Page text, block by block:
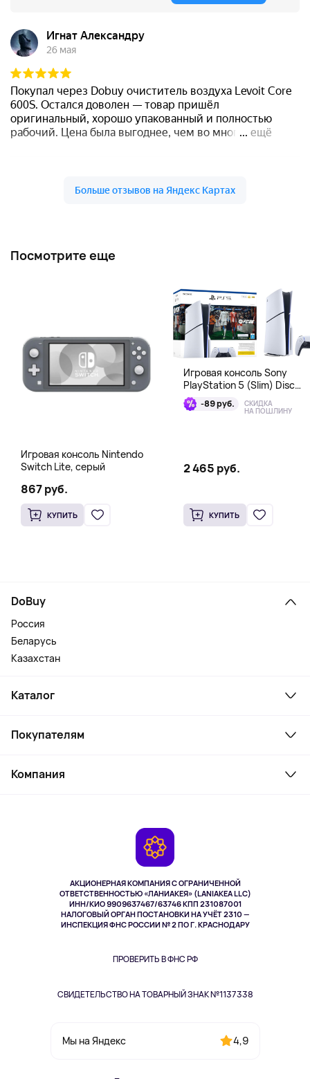
Посмотрите еще
Игровая консоль Nintendo
Switch Lite, серый
867 руб.
КУПИТЬ
Игровая консоль Sony
PlayStation 5 (Slim) Disc
Edition + EA Sports FC 26
Bundle-89 руб. СКИДКА
НА ПОШЛИНУ
2 465 руб.
КУПИТЬ
АКЦИОНЕРНАЯ КОМПАНИЯ С ОГРАНИЧЕННОЙ
ОТВЕТСТВЕННОСТЬЮ «ЛАНИАКЕЯ» (LANIAKEA LLC)
ИНН/КИО 9909637467/63746 КПП 231087001
НАЛОГОВЫЙ ОРГАН ПОСТАНОВКИ НА УЧЁТ 2310 —
ИНСПЕКЦИЯ ФНС РОССИИ № 2 ПО Г. КРАСНОДАРУ
ПРОВЕРИТЬ В ФНС РФ
СВИДЕТЕЛЬСТВО НА ТОВАРНЫЙ ЗНАК №1137338
Мы на Яндекс 4,9
DoBuy
Россия
Беларусь
Казахстан
Каталог
Ноутбуки, мониторы, VR
Косметика и уход
Здоровье питомцев
Одежда и аксессуары
Покупателям
Как заказать
Компания